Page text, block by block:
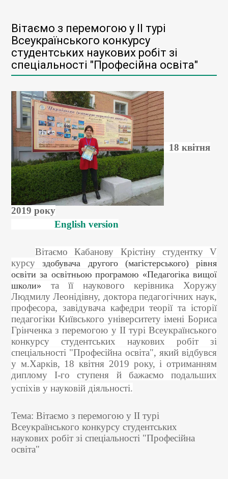
Вітаємо з перемогою у ІІ турі
Всеукраїнського конкурсу
студентських наукових робіт зі
спеціальності "Професійна освіта"
18 квітня
2019 року
English version
Вітаємо Кабанову Крістіну студентку V
курсу здобувача другого (магістерського) рівня
освіти за освітньою програмою «Педагогіка вищої
школи» та її наукового керівника Хоружу
Людмилу Леонідівну, доктора педагогічних наук,
професора, завідувача кафедри теорії та історії
педагогіки Київського університету імені Бориса
Грінченка з перемогою у ІІ турі Всеукраїнського
конкурсу студентських наукових робіт зі
спеціальності "Професійна освіта", який відбувся
у м.Харків, 18 квітня 2019 року, і отриманням
диплому І-го ступеня й бажаємо подальших
успіхів у науковій діяльності.
Тема: Вітаємо з перемогою у ІІ турі
Всеукраїнського конкурсу студентських
наукових робіт зі спеціальності "Професійна
освіта"